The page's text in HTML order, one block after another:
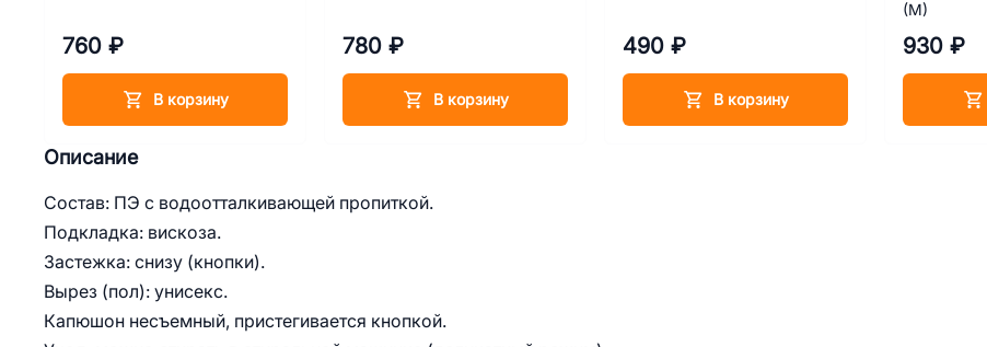
Описание
Состав: ПЭ с водоотталкивающей пропиткой.
Подкладка: вискоза.
Застежка: снизу (кнопки).
Вырез (пол): унисекс.
Капюшон несъемный, пристегивается кнопкой.
760 ₽
В корзину
780 ₽
В корзину
490 ₽
В корзину
(M)
930 ₽